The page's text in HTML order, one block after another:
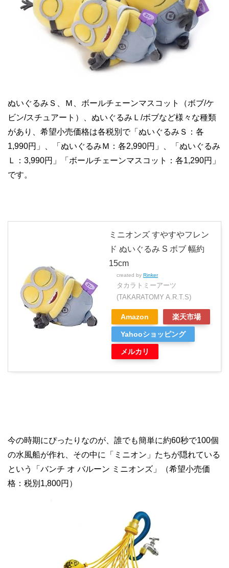
ぬいぐるみＳ、Ｍ、ボールチェーンマスコット（ボブ/ケ
ビン/スチュアート）、ぬいぐるみＬ/ボブなど様々な種類
があり、希望小売価格は各税別で「ぬいぐるみＳ：各
1,990円」、「ぬいぐるみＭ：各2,990円」、「ぬいぐるみ
Ｌ：3,990円」「ボールチェーンマスコット：各1,290円」
です。
ミニオンズ すやすやフレン
ド ぬいぐるみ S ボブ 幅約
15cm
created by Rinker
タカラトミーアーツ
(TAKARATOMY A.R.T.S)
Amazon 楽天市場
Yahooショッピング
メルカリ
今の時期にぴったりなのが、誰でも簡単に約60秒で100個
の水風船が作れ、その中に「ミニオン」たちが隠れている
という「バンチ オ バルーン ミニオンズ」（希望小売価
格：税別1,800円）